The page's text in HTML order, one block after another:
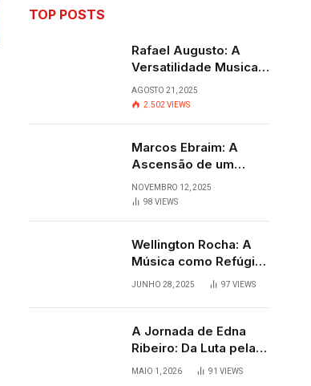
TOP POSTS
Rafael Augusto: A
Versatilidade Musical
que Transcende
Fronteiras
AGOSTO 21, 2025
2.502 VIEWS
Marcos Ebraim: A
Ascensão de um
Jovem Talento do
Sertanejo
NOVEMBRO 12, 2025
98 VIEWS
Wellington Rocha: A
Música como Refúgio
e Alegria em
JUNHO 28, 2025 97 VIEWS
A Jornada de Edna
Ribeiro: Da Luta pela
Sobrevivência ao
MAIO 1, 2026 91 VIEWS